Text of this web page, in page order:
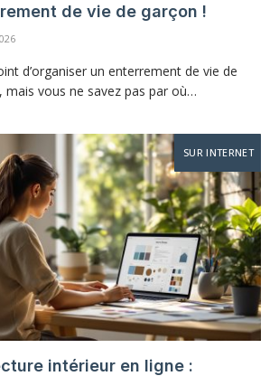
de vie de garçon !
d’organiser un enterrement de vie de
mais vous ne savez pas par où…
SUR INTERNET
intérieur en ligne :